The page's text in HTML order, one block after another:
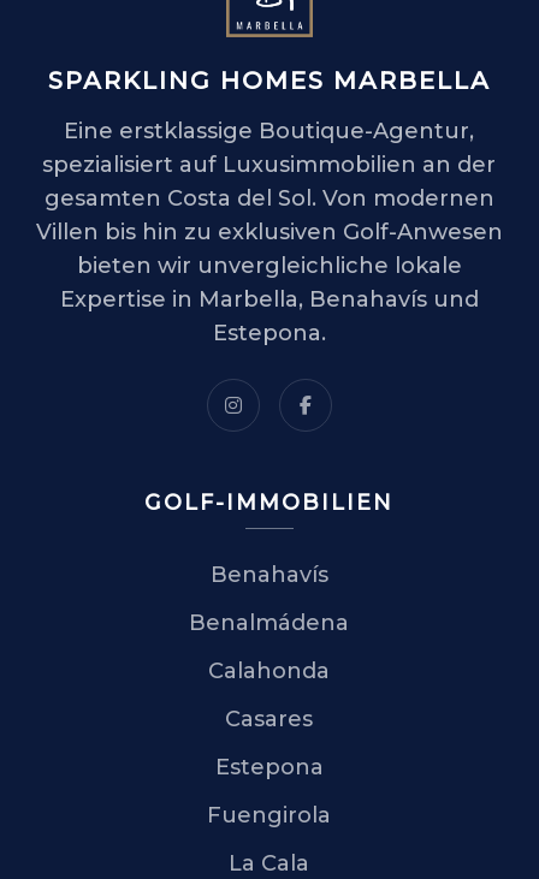
SPARKLING HOMES MARBELLA
Eine erstklassige Boutique-Agentur,
spezialisiert auf Luxusimmobilien an der
gesamten Costa del Sol. Von modernen
Villen bis hin zu exklusiven Golf-Anwesen
bieten wir unvergleichliche lokale
Expertise in Marbella, Benahavís und
Estepona.
GOLF-IMMOBILIEN
Benahavís
Benalmádena
Calahonda
Casares
Estepona
Fuengirola
La Cala